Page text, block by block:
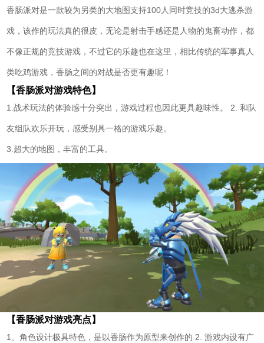
香肠派对是一款较为另类的大地图支持100人同时竞技的3d大逃杀游
戏，该作的玩法真的很皮，无论是射击手感还是人物的鬼畜动作，都
不像正规的竞技游戏，不过它的乐趣也在这里，相比传统的军事真人
类吃鸡游戏，香肠之间的对战是否更有趣呢！
【香肠派对游戏特色】
1.战术玩法的体验感十分突出，游戏过程也因此更具趣味性。 2. 和队
友组队欢乐开玩，感受别具一格的游戏乐趣。
3.超大的地图，丰富的工具。
【香肠派对游戏亮点】
1、角色设计极具特色，是以香肠作为原型来创作的 2. 游戏内设有广